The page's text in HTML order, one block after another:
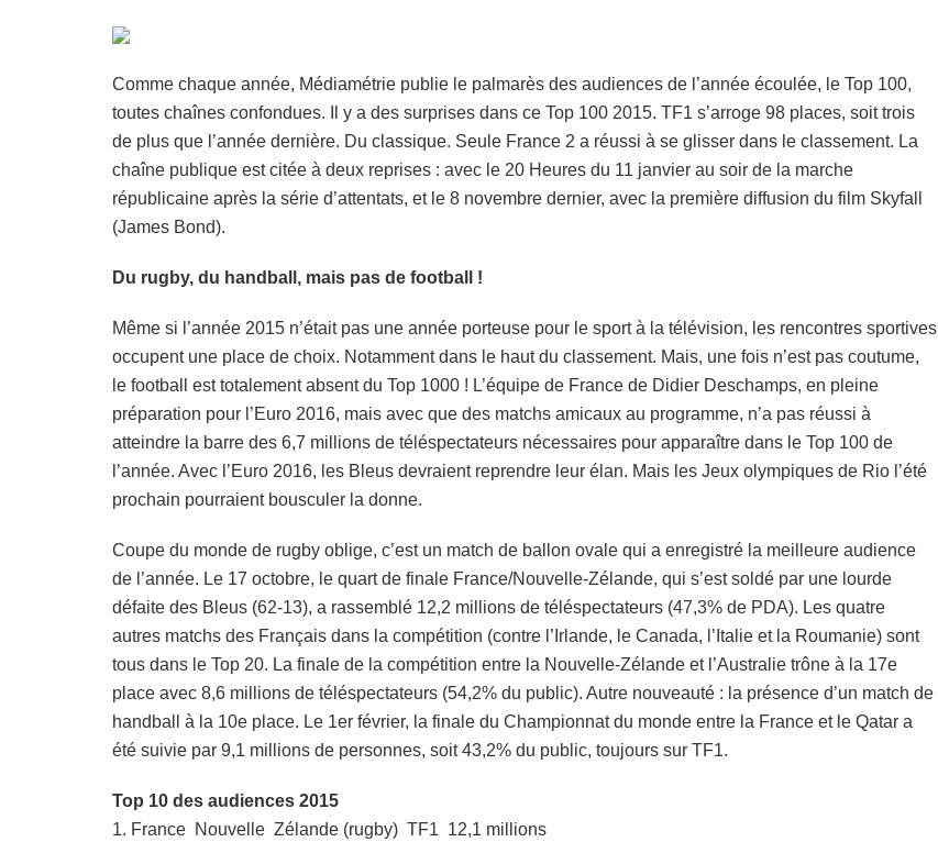
Comme chaque année, Médiamétrie publie le palmarès des audiences de l’année écoulée, le Top 100,
toutes chaînes confondues. Il y a des surprises dans ce Top 100 2015. TF1 s’arroge 98 places, soit trois
de plus que l’année dernière. Du classique. Seule France 2 a réussi à se glisser dans le classement. La
chaîne publique est citée à deux reprises : avec le 20 Heures du 11 janvier au soir de la marche
républicaine après la série d’attentats, et le 8 novembre dernier, avec la première diffusion du film Skyfall
(James Bond).
Du rugby, du handball, mais pas de football !
Même si l’année 2015 n’était pas une année porteuse pour le sport à la télévision, les rencontres sportives
occupent une place de choix. Notamment dans le haut du classement. Mais, une fois n’est pas coutume,
le football est totalement absent du Top 1000 ! L’équipe de France de Didier Deschamps, en pleine
préparation pour l’Euro 2016, mais avec que des matchs amicaux au programme, n’a pas réussi à
atteindre la barre des 6,7 millions de téléspectateurs nécessaires pour apparaître dans le Top 100 de
l’année. Avec l’Euro 2016, les Bleus devraient reprendre leur élan. Mais les Jeux olympiques de Rio l’été
prochain pourraient bousculer la donne.
Coupe du monde de rugby oblige, c’est un match de ballon ovale qui a enregistré la meilleure audience
de l’année. Le 17 octobre, le quart de finale France/Nouvelle-Zélande, qui s’est soldé par une lourde
défaite des Bleus (62-13), a rassemblé 12,2 millions de téléspectateurs (47,3% de PDA). Les quatre
autres matchs des Français dans la compétition (contre l’Irlande, le Canada, l’Italie et la Roumanie) sont
tous dans le Top 20. La finale de la compétition entre la Nouvelle-Zélande et l’Australie trône à la 17e
place avec 8,6 millions de téléspectateurs (54,2% du public). Autre nouveauté : la présence d’un match de
handball à la 10e place. Le 1er février, la finale du Championnat du monde entre la France et le Qatar a
été suivie par 9,1 millions de personnes, soit 43,2% du public, toujours sur TF1.
Top 10 des audiences 2015
1. France  Nouvelle  Zélande (rugby)  TF1  12,1 millions